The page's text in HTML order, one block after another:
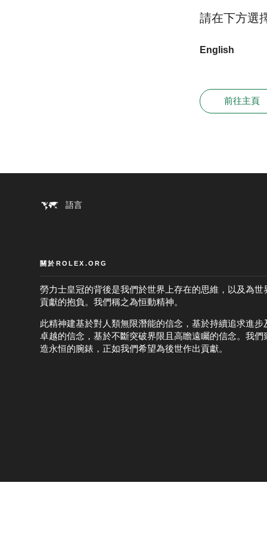
請在下方選
English
前往主頁
語言
關於ROLEX.ORG
勞力士皇冠的背後是我們於世界上存在的思維，以及為世
貢獻的抱負。我們稱之為恒動精神。
此精神建基於對人類無限潛能的信念，基於持續追求進步
卓越的信念，基於不斷突破界限且高瞻遠矚的信念。我們
造永恒的腕錶，正如我們希望為後世作出貢獻。